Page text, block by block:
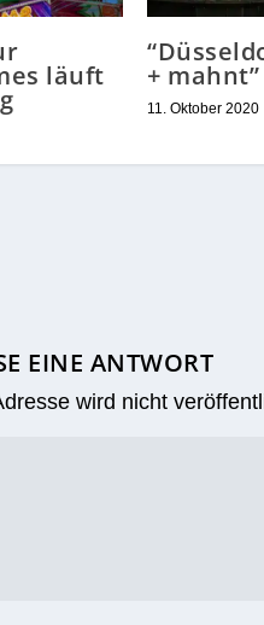
läuft + mahnt”
11. Oktober 2020
EINE ANTWORT
wird nicht